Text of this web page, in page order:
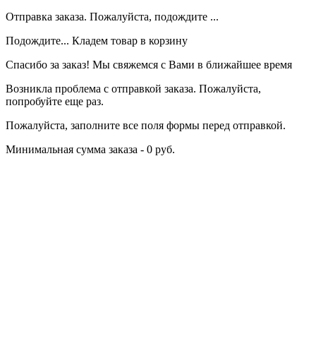
Отправка заказа. Пожалуйста, подождите ...
Подождите... Кладем товар в корзину
Спасибо за заказ! Мы свяжемся с Вами в ближайшее время
Возникла проблема с отправкой заказа. Пожалуйста,
попробуйте еще раз.
Пожалуйста, заполните все поля формы перед отправкой.
Минимальная сумма заказа - 0 руб.